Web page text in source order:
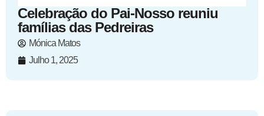
Celebração do Pai-Nosso reuniu
famílias das Pedreiras
Mónica Matos
Julho 1, 2025